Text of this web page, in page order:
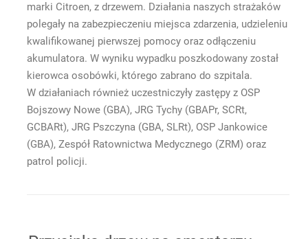
marki Citroen, z drzewem. Działania naszych strażaków
polegały na zabezpieczeniu miejsca zdarzenia, udzieleniu
kwalifikowanej pierwszej pomocy oraz odłączeniu
akumulatora. W wyniku wypadku poszkodowany został
kierowca osobówki, którego zabrano do szpitala.
W działaniach również uczestniczyły zastępy z OSP
Bojszowy Nowe (GBA), JRG Tychy (GBAPr, SCRt,
GCBARt), JRG Pszczyna (GBA, SLRt), OSP Jankowice
(GBA), Zespół Ratownictwa Medycznego (ZRM) oraz
patrol policji.